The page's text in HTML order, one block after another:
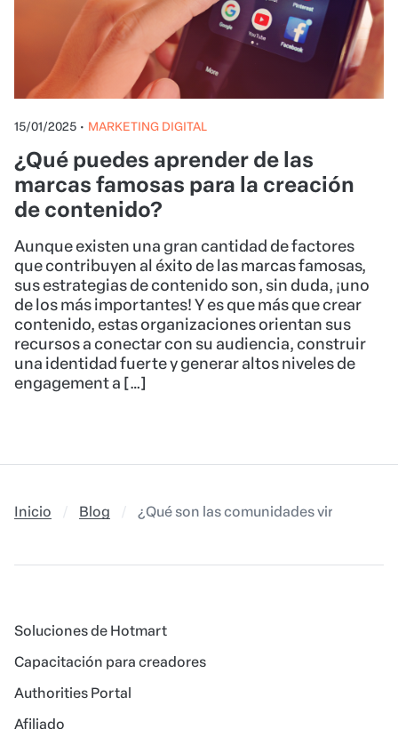
15/01/2025 • MARKETING DIGITAL
¿Qué puedes aprender de las
marcas famosas para la creación
de contenido?
Aunque existen una gran cantidad de factores
que contribuyen al éxito de las marcas famosas,
sus estrategias de contenido son, sin duda, ¡uno
de los más importantes! Y es que más que crear
contenido, estas organizaciones orientan sus
recursos a conectar con su audiencia, construir
una identidad fuerte y generar altos niveles de
engagement a […]
Inicio Blog ¿Qué son las comunidades virtuales y
Soluciones de Hotmart
Capacitación para creadores
Authorities Portal
Afiliado